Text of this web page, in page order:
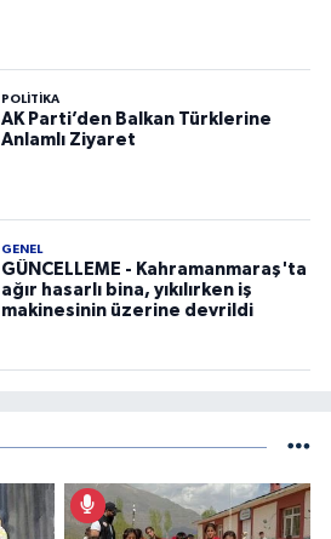
POLITIKA
AK Parti’den Balkan Türklerine
Anlamlı Ziyaret
GENEL
GÜNCELLEME - Kahramanmaraş'ta
ağır hasarlı bina, yıkılırken iş
makinesinin üzerine devrildi